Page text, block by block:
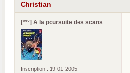
Christian
[°*°] A la poursuite des scans
Inscription : 19-01-2005